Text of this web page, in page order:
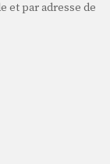
et par adresse de